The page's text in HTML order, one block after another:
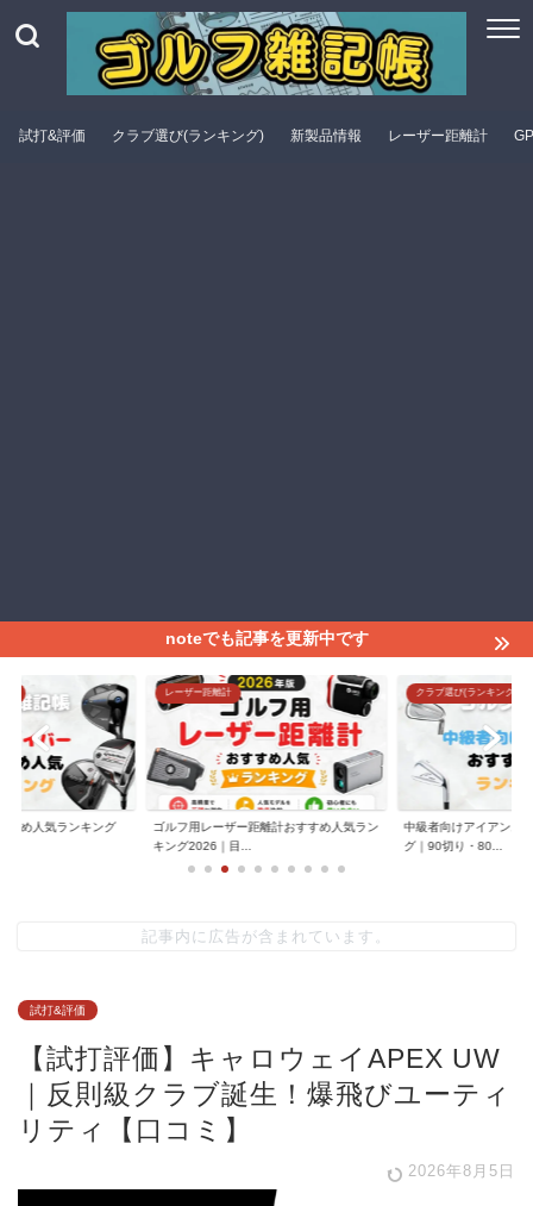
試打&評価 クラブ選び(ランキング) 新製品情報 レーザー距離計
noteでも記事を更新中です
すめ人気ランキング
レーザー距離計
ゴルフ用レーザー距離計おすすめ人気ラン
キング2026｜目...
クラブ選び(ランキング)
中級者向けアイアンお
グ｜90切り・80...
記事内に広告が含まれています。
試打&評価
【試打評価】キャロウェイAPEX UW
｜反則級クラブ誕生！爆飛びユーティ
リティ【口コミ】
2026年8月5日